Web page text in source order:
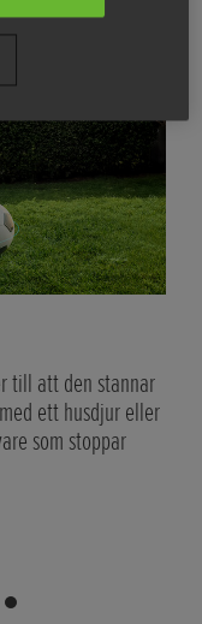
sluttningar på upp
vare sin starka
hindrar
hål, vilket